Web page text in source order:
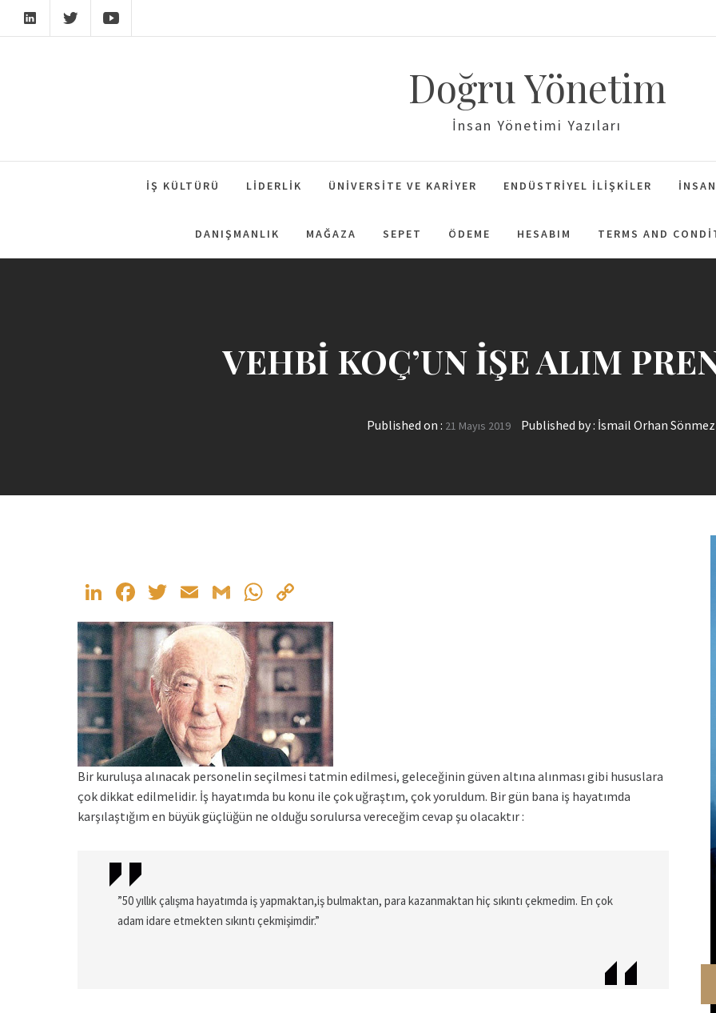
Doğru Yönetim
İnsan Yönetimi Yazıları
İŞ KÜLTÜRÜ LIDERLIK ÜNIVERSITE VE KARIYER ENDÜSTRIYEL İLIŞKILER
DANIŞMANLIK MAĞAZA SEPET ÖDEME HESABIM TERMS AND
VEHBİ KOÇ’UN İŞE ALIM
Published on : 21 Mayıs 2019 Published by : İsmail Orhan Sönmez
LinkedIn
Facebook
Twitter
EmailGmailWhatsApp
Link
Bir kuruluşa alınacak personelin seçilmesi tatmin edilmesi, geleceğinin güven altına alınması gibi hususlara
çok dikkat edilmelidir. İş hayatımda bu konu ile çok uğraştım, çok yoruldum. Bir gün bana iş hayatımda
karşılaştığım en büyük güçlüğün ne olduğu sorulursa vereceğim cevap şu olacaktır :
”50 yıllık çalışma hayatımda iş yapmaktan,iş bulmaktan, para kazanmaktan hiç sıkıntı çekmedim. En çok
adam idare etmekten sıkıntı çekmişimdir.”